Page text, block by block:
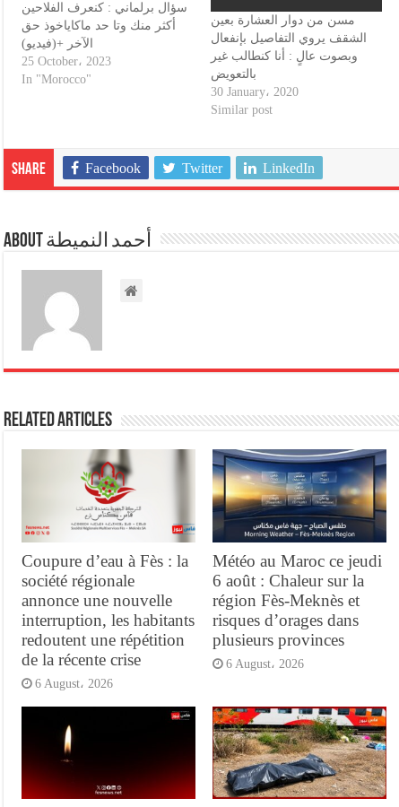
سؤال برلماني : كنعرف الفلاحين
أكثر منك وتا حد ماكاياخوذ حق
الآخر +(فيديو)
25 October، 2023
In "Morocco"
مسن من دوار العشارة بعين
الشقف يروي التفاصيل بإنفعال
وبصوت عالٍ : أنا كنطالب غير
بالتعويض
30 January، 2020
Similar post
Share Facebook Twitter LinkedIn
About أحمد النميطة
Related Articles
Coupure d’eau à Fès : la
société régionale
annonce une nouvelle
interruption, les habitants
redoutent une répétition
de la récente crise
6 August، 2026
Météo au Maroc ce jeudi
6 août : Chaleur sur la
région Fès-Meknès et
risques d’orages dans
plusieurs provinces
6 August، 2026